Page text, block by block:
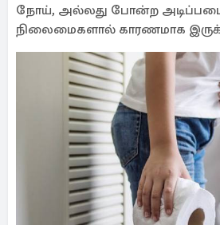
நோய், அல்லது போன்ற
நிலைமைகளால் காரணமாக